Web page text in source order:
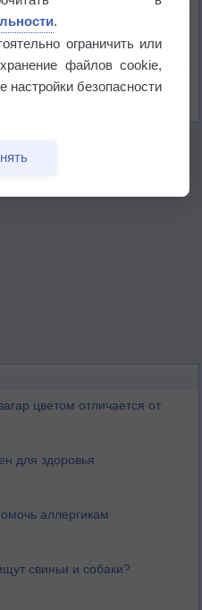
бьют рекорды жары
цветом отличается от
для здоровья
аллергикам
свиньи и собаки?
.
ограничить или
файлов cookie,
настройки безопасности